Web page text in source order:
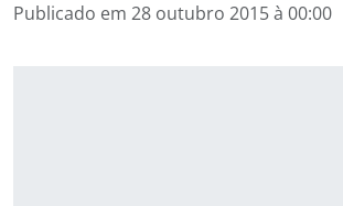
Publicado em 28 outubro 2015 à 00:00